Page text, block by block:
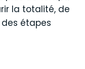
la totalité, de
étapes